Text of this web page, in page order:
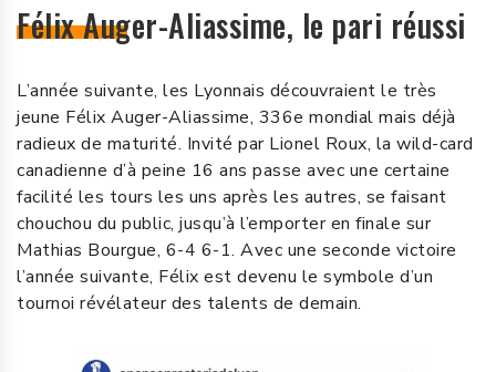
Félix Auger-Aliassime, le pari réussi
L’année suivante, les Lyonnais découvraient le très
jeune Félix Auger-Aliassime, 336e mondial mais déjà
radieux de maturité. Invité par Lionel Roux, la wild-card
canadienne d’à peine 16 ans passe avec une certaine
facilité les tours les uns après les autres, se faisant
chouchou du public, jusqu’à l’emporter en finale sur
Mathias Bourgue, 6-4 6-1. Avec une seconde victoire
l’année suivante, Félix est devenu le symbole d’un
tournoi révélateur des talents de demain.